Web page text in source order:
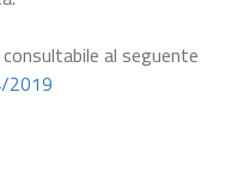
al seguente
2019